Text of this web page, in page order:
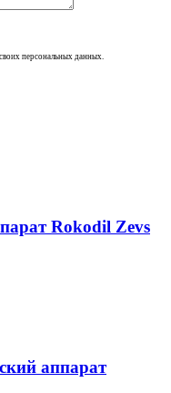
персональных данных.
Rokodil Zevs
аппарат